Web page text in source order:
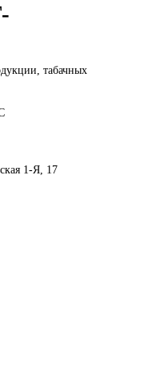
табачных
1-Я, 17